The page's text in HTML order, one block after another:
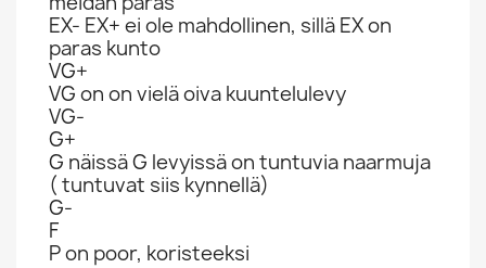
EX- EX+ ei ole mahdollinen, sillä EX on
paras kunto
VG+
VG on on vielä oiva kuuntelulevy
VG-
G+
G näissä G levyissä on tuntuvia naarmuja
( tuntuvat siis kynnellä)
G-
F
P on poor, koristeeksi